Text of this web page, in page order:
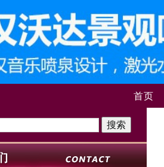
首页